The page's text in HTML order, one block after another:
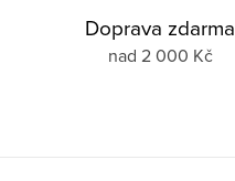
Doprava zdarma
nad 2 000 Kč